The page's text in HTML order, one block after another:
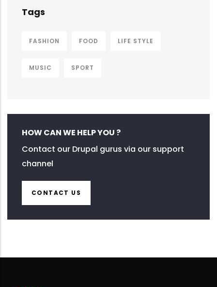
Tags
FASHION FOOD LIFE STYLE
MUSIC SPORT
HOW CAN WE HELP YOU ?
Contact our Drupal gurus via our support
channel
CONTACT US